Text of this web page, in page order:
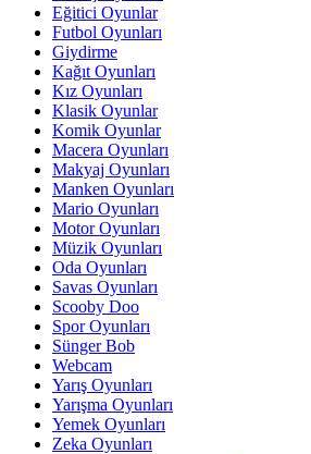
Eğitici Oyunlar
Futbol Oyunları
Giydirme
Kağıt Oyunları
Kız Oyunları
Klasik Oyunlar
Komik Oyunlar
Macera Oyunları
Makyaj Oyunları
Manken Oyunları
Mario Oyunları
Motor Oyunları
Müzik Oyunları
Oda Oyunları
Savas Oyunları
Scooby Doo
Spor Oyunları
Sünger Bob
Webcam
Yarış Oyunları
Yarışma Oyunları
Yemek Oyunları
Zeka Oyunları